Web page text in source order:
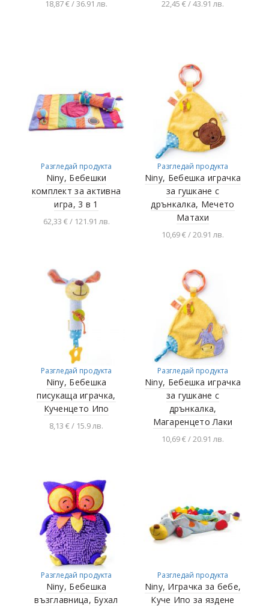
18,87 € / 36.91 лв. 22,45 € / 43.91 лв.
Разгледай продукта
Niny, Бебешки
комплект за активна
игра, 3 в 1
62,33 € / 121.91 лв.
Разгледай продукта
Niny, Бебешка играчка
за гушкане с
дрънкалка, Мечето
Матахи
10,69 € / 20.91 лв.
Разгледай продукта
Niny, Бебешка
писукаща играчка,
Кученцето Ипо
8,13 € / 15.9 лв.
Разгледай продукта
Niny, Бебешка играчка
за гушкане с
дрънкалка,
Магаренцето Лаки
10,69 € / 20.91 лв.
Разгледай продукта
Niny, Бебешка
възглавница, Бухал
Разгледай продукта
Niny, Играчка за бебе,
Куче Ипо за яздене